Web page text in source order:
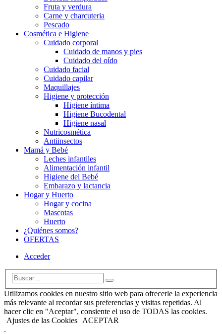
Fruta y verdura
Carne y charcuteria
Pescado
Cosmética e Higiene
Cuidado corporal
Cuidado de manos y pies
Cuidado del oído
Cuidado facial
Cuidado capilar
Maquillajes
Higiene y protección
Higiene íntima
Higiene Bucodental
Higiene nasal
Nutricosmética
Antiinsectos
Mamá y Bebé
Leches infantiles
Alimentación infantil
Higiene del Bebé
Embarazo y lactancia
Hogar y Huerto
Hogar y cocina
Mascotas
Huerto
¿Quiénes somos?
OFERTAS
Acceder
Utilizamos cookies en nuestro sitio web para ofrecerle la experiencia
más relevante al recordar sus preferencias y visitas repetidas. Al
hacer clic en "Aceptar", consiente el uso de TODAS las cookies.
Ajustes de las Cookies
ACEPTAR
.